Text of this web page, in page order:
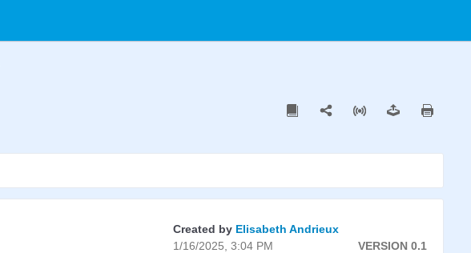
Created by Elisabeth Andrieux
1/16/2025, 3:04 PM
VERSION 0.1